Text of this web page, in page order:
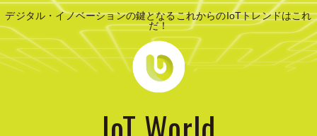
デジタル・イノベーションの鍵となるこれからのIoTトレンドはこれ
だ！